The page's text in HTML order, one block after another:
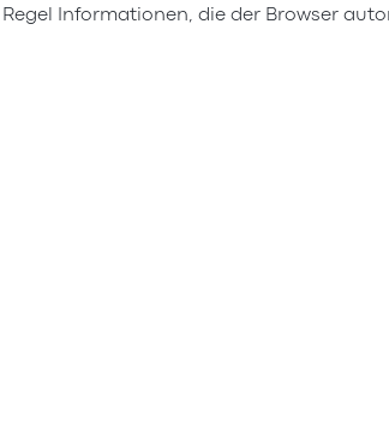
Informationen, die der Browser